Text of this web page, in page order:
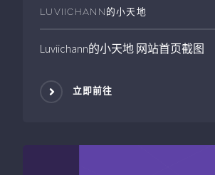
LUVIICHANN的小天地
Luviichann的小天地 网站首页截图
立即前往